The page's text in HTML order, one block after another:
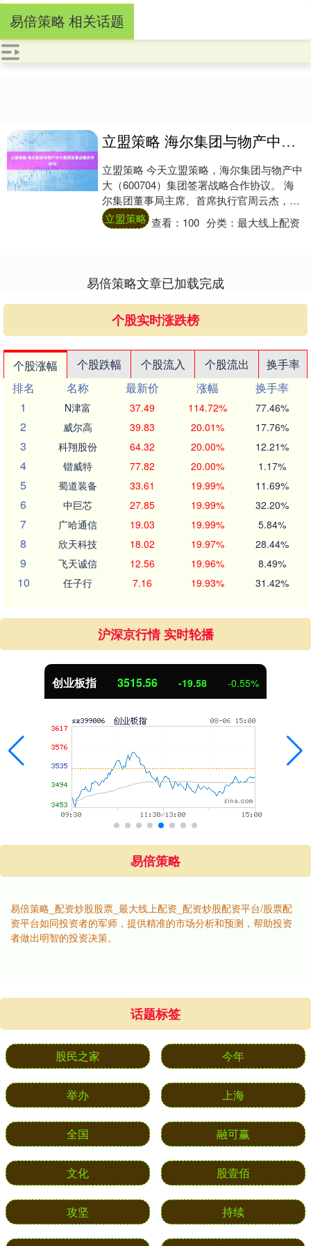
易倍策略 相关话题
立盟策略 海尔集团与物产中大集团签署战略合作协议
立盟策略 今天立盟策略，海尔集团与物产中
大（600704）集团签署战略合作协议。 海
尔集团董事局主席、首席执行官周云杰，物
产中大集团董事长、党委书记陈新出席签
约....
立盟策略 查看： 100 分类：最大线上配资
易倍策略文章已加载完成
个股实时涨跌榜
个股涨幅 个股跌幅 个股流入 个股流出
换手率
排名
名称 最新价 涨幅
换手率
1
N津富 37.49 114.72% 77.46%
2 威尔高 39.83 20.01% 17.76%
3 科翔股份 64.32 20.00% 12.21%
4 锴威特 77.82 20.00% 1.17%
5 蜀道装备 33.61 19.99% 11.69%
6 中巨芯 27.85 19.99% 32.20%
7 广哈通信 19.03 19.99% 5.84%
8 欣天科技 18.02 19.97% 28.44%
9 飞天诚信 12.56 19.96% 8.49%
10 任子行 7.16 19.93% 31.42%
沪深京行情 实时轮播
创业板指 3515.56 -19.58 -0.55%
易倍策略
易倍策略_配资炒股股票_最大线上配资_配资炒股配资平台/股票配
资平台如同投资者的军师，提供精准的市场分析和预测，帮助投资
者做出明智的投资决策。
话题标签
股民之家 今年
举办 上海
全国 融可赢
文化 股壹佰
攻坚 持续